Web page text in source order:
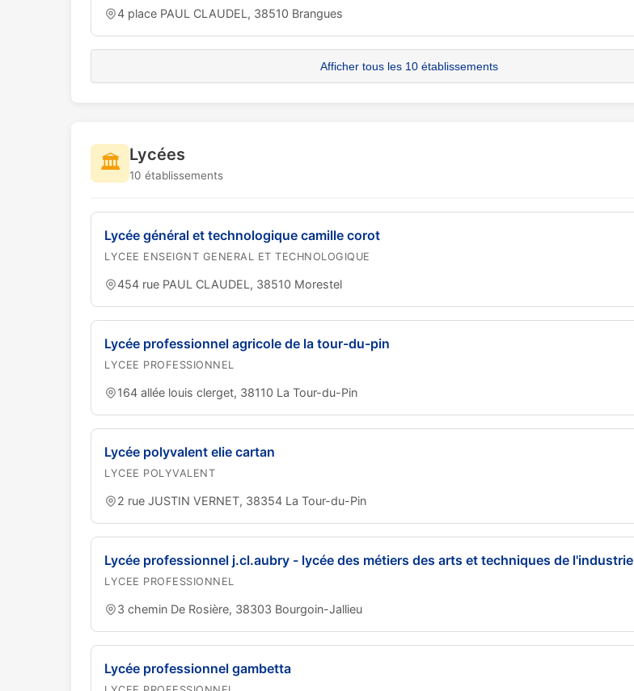
4 place PAUL CLAUDEL, 38510 Brangues
Afficher tous les 10 établissements
🏛️ Lycées
10 établissements
Lycée général et technologique camille corot
LYCEE ENSEIGNT GENERAL ET TECHNOLOGIQUE
454 rue PAUL CLAUDEL, 38510 Morestel
Lycée professionnel agricole de la tour-du-pin
LYCEE PROFESSIONNEL
164 allée louis clerget, 38110 La Tour-du-Pin
Lycée polyvalent elie cartan
LYCEE POLYVALENT
2 rue JUSTIN VERNET, 38354 La Tour-du-Pin
Lycée professionnel j.cl.aubry - lycée des métiers des arts et techniques de l'industrie
LYCEE PROFESSIONNEL
3 chemin De Rosière, 38303 Bourgoin-Jallieu
Lycée professionnel gambetta